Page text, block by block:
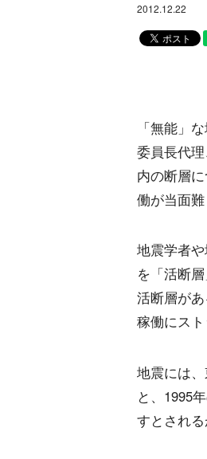
2012.12.22
「無能」
委員長代
内の断層
働が当面難
地震学者
を「活断
活断層が
稼働にスト
地震には
と、1995
すとされ